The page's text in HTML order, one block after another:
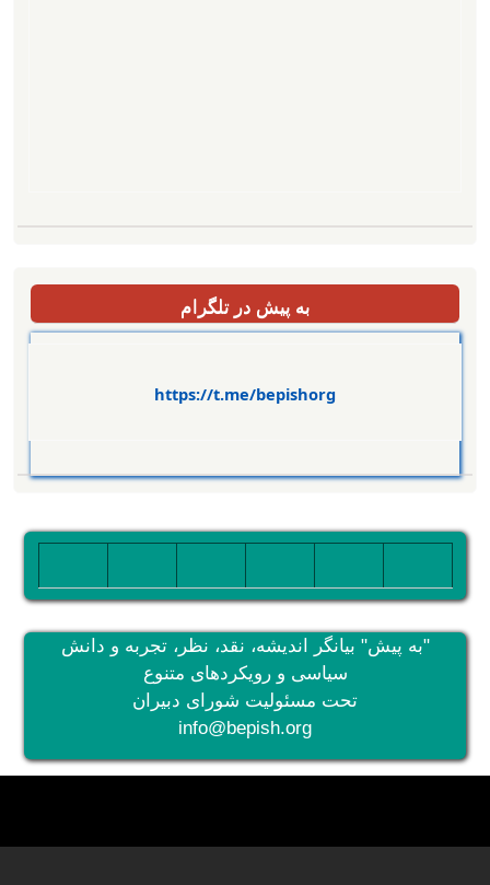
به پیش در تلگرام
https://t.me/bepishorg
"به پیش" بیانگر اندیشه، نقد، نظر، تجربه و دانش
سیاسی و رویکردهای متنوع
تحت مسئولیت شورای دبیران
info@bepish.org